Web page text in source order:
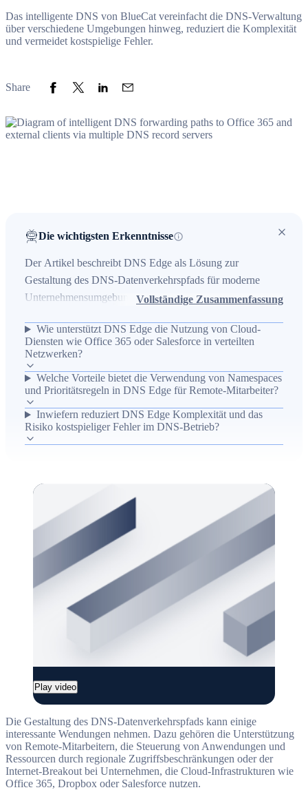
Das intelligente DNS von BlueCat vereinfacht die DNS-Verwaltung
über verschiedene Umgebungen hinweg, reduziert die Komplexität
und vermeidet kostspielige Fehler.
Share Share to Facebook
Share to Twitter
Share to LinkedIn
Share to Email
Die wichtigsten Erkenntnisse
Der Artikel beschreibt DNS Edge als Lösung zur
Gestaltung des DNS-Datenverkehrspfads für moderne
Unternehmensumgebungen, insbesondere zur
Diensten wie Office 365, Dropbox oder Salesforce. Er
erklärt, wie Edge standortbasierte Dienstfindung und
regionale Zugriffsbeschränkungen ermöglicht, ohne dass
Namesätze in mehreren autoritativen Servern dupliziert
oder komplexe Weiterleitungen eingerichtet werden
müssen. Durch das Hinzufügen von bis zu drei
Namespaces und Prioritätsregeln vereinfacht DNS Edge
Vollständige Zusammenfassung
Wie unterstützt DNS Edge die Nutzung von Cloud-
Diensten wie Office 365 oder Salesforce in verteilten
Netzwerken?
Welche Vorteile bietet die Verwendung von Namespaces
und Prioritätsregeln in DNS Edge für Remote-Mitarbeiter?
Inwiefern reduziert DNS Edge Komplexität und das
Risiko kostspieliger Fehler im DNS-Betrieb?
Play video
Die Gestaltung des DNS-Datenverkehrspfads kann einige
interessante Wendungen nehmen. Dazu gehören die Unterstützung
von Remote-Mitarbeitern, die Steuerung von Anwendungen und
Ressourcen durch regionale Zugriffsbeschränkungen oder der
Internet-Breakout bei Unternehmen, die Cloud-Infrastrukturen wie
Office 365, Dropbox oder Salesforce nutzen.